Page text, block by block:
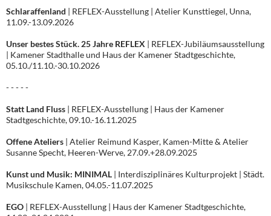
Schlaraffenland | REFLEX-Ausstellung | Atelier Kunsttiegel, Unna,
11.09.-13.09.2026
Unser bestes Stück. 25 Jahre REFLEX | REFLEX-Jubiläumsausstellung
| Kamener Stadthalle und Haus der Kamener Stadtgeschichte,
05.10./11.10.-30.10.2026
- - - - -
Statt Land Fluss | REFLEX-Ausstellung | Haus der Kamener
Stadtgeschichte, 09.10.-16.11.2025
Offene Ateliers | Atelier Reimund Kasper, Kamen-Mitte & Atelier
Susanne Specht, Heeren-Werve, 27.09.+28.09.2025
Kunst und Musik: MINIMAL | Interdisziplinäres Kulturprojekt | Städt.
Musikschule Kamen, 04.05.-11.07.2025
EGO | REFLEX-Ausstellung | Haus der Kamener Stadtgeschichte,